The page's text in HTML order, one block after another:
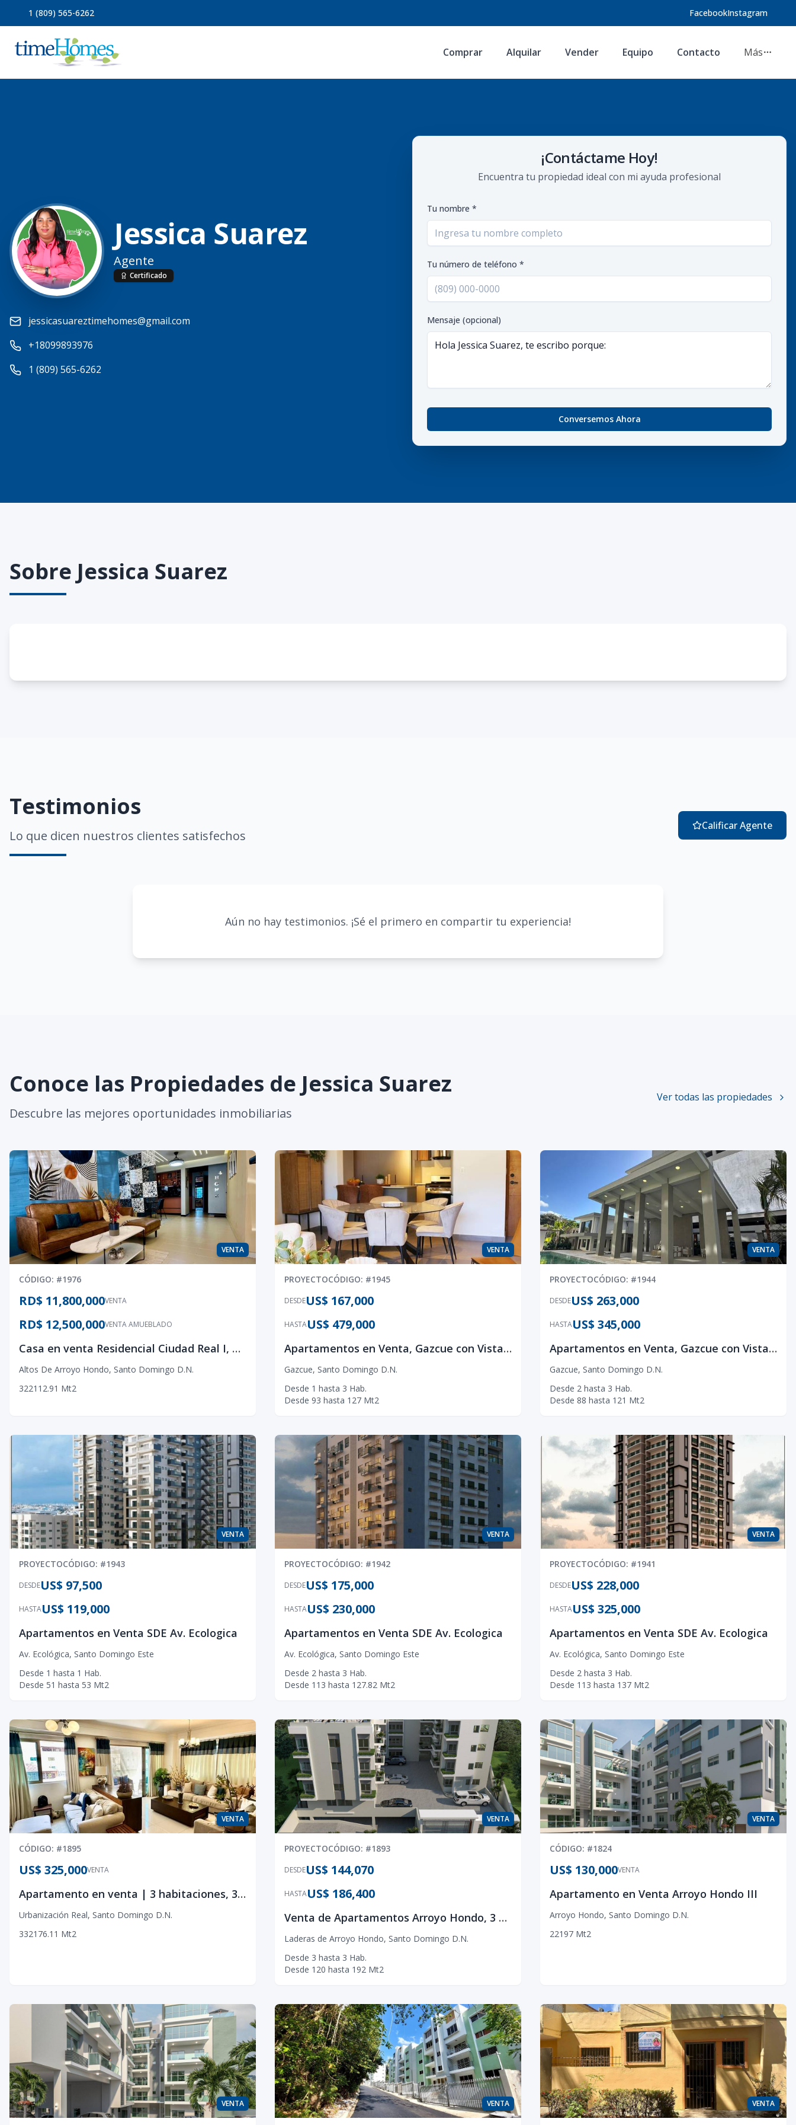
1 (809) 565-6262 FacebookInstagram
Comprar Alquilar Vender Equipo Contacto Más
Jessica Suarez
Agente
Certificado
jessicasuareztimehomes@gmail.com
+18099893976
1 (809) 565-6262
¡Contáctame Hoy!
Encuentra tu propiedad ideal con mi ayuda profesional
Tu nombre *
Tu número de teléfono *
Mensaje (opcional)
Conversemos Ahora
Sobre Jessica Suarez
Testimonios
Lo que dicen nuestros clientes satisfechos
Calificar Agente
Aún no hay testimonios. ¡Sé el primero en compartir tu experiencia!
Conoce las Propiedades de Jessica Suarez
Descubre las mejores oportunidades inmobiliarias
Ver todas las propiedades
VENTA
CÓDIGO: #1976
VENTA
RD$ 11,800,000
VENTA AMUEBLADO
RD$ 12,500,000
Casa en venta Residencial Ciudad Real I, Altos de Arroyo Hondo
Altos De Arroyo Hondo, Santo Domingo D.N.
322112.91 Mt2
VENTA
PROYECTOCÓDIGO: #1945
DESDEUS$ 167,000
HASTAUS$ 479,000
Apartamentos en Venta, Gazcue con Vista la Mar! de 1,2 y 3 Hab.
Gazcue, Santo Domingo D.N.
Desde 1 hasta 3 Hab.
Desde 93 hasta 127 Mt2
VENTA
PROYECTOCÓDIGO: #1944
DESDEUS$ 263,000
HASTAUS$ 345,000
Apartamentos en Venta, Gazcue con Vista la Mar!
Gazcue, Santo Domingo D.N.
Desde 2 hasta 3 Hab.
Desde 88 hasta 121 Mt2
VENTA
PROYECTOCÓDIGO: #1943
DESDEUS$ 97,500
HASTAUS$ 119,000
Apartamentos en Venta SDE Av. Ecologica
Av. Ecológica, Santo Domingo Este
Desde 1 hasta 1 Hab.
Desde 51 hasta 53 Mt2
VENTA
PROYECTOCÓDIGO: #1942
DESDEUS$ 175,000
HASTAUS$ 230,000
Apartamentos en Venta SDE Av. Ecologica
Av. Ecológica, Santo Domingo Este
Desde 2 hasta 3 Hab.
Desde 113 hasta 127.82 Mt2
VENTA
PROYECTOCÓDIGO: #1941
DESDEUS$ 228,000
HASTAUS$ 325,000
Apartamentos en Venta SDE Av. Ecologica
Av. Ecológica, Santo Domingo Este
Desde 2 hasta 3 Hab.
Desde 113 hasta 137 Mt2
VENTA
CÓDIGO: #1895
VENTA
US$ 325,000
Apartamento en venta | 3 habitaciones, 3.5 Baño, Star, Gym | Urbanización Real
Urbanización Real, Santo Domingo D.N.
332176.11 Mt2
VENTA
PROYECTOCÓDIGO: #1893
DESDEUS$ 144,070
HASTAUS$ 186,400
Venta de Apartamentos Arroyo Hondo, 3 hab. dede 120 mt2
Laderas de Arroyo Hondo, Santo Domingo D.N.
Desde 3 hasta 3 Hab.
Desde 120 hasta 192 Mt2
VENTA
CÓDIGO: #1824
VENTA
US$ 130,000
Apartamento en Venta Arroyo Hondo III
Arroyo Hondo, Santo Domingo D.N.
22197 Mt2
VENTA VENTA VENTA